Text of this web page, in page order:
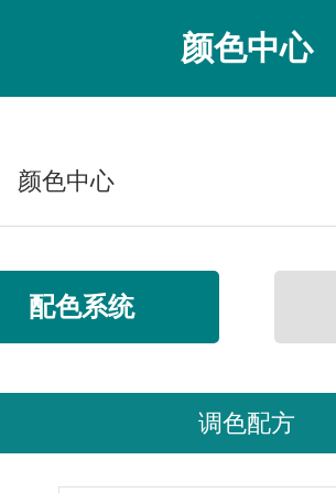
颜色中心
颜色中心
配色系统
调色配方